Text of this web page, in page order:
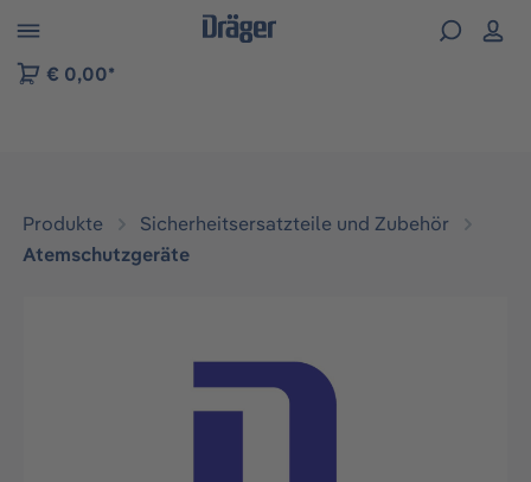
der B2B-Plattform springen
€ 0,00*
Produkte
Sicherheitsersatzteile und Zubehör
Atemschutzgeräte
Bildergalerie überspringen